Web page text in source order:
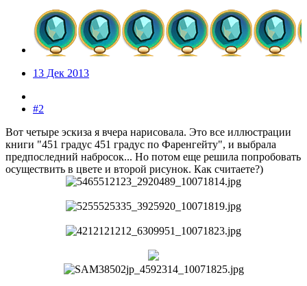
13 Дек 2013
#2
Вот четыре эскиза я вчера нарисовала. Это все иллюстрации
книги "451 градус 451 градус по Фаренгейту", и выбрала
предпоследний набросок... Но потом еще решила попробовать
осуществить в цвете и второй рисунок. Как считаете?)